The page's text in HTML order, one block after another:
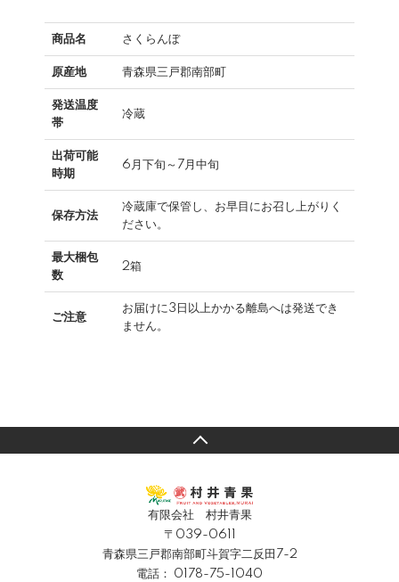
商品名 さくらんぼ
原産地 青森県三戸郡南部町
発送温度
帯
冷蔵
出荷可能
時期
6月下旬～7月中旬
保存方法
冷蔵庫で保管し、お早目にお召し上がりく
ださい。
最大梱包
数
2箱
ご注意
お届けに3日以上かかる離島へは発送でき
ません。
有限会社 村井青果
〒039-0611
青森県三戸郡南部町斗賀字二反田7-2
電話： 0178-75-1040